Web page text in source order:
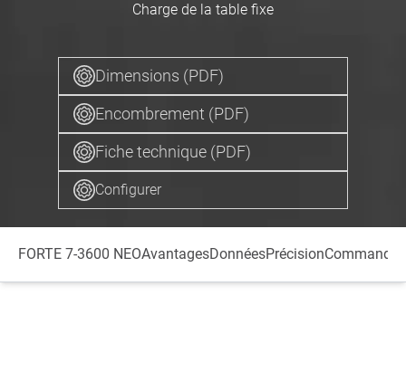
Charge de la table fixe
Dimensions (PDF)
Encombrement (PDF)
Fiche technique (PDF)
Configurer
FORTE 7-3600 NEOAvantagesDonnéesPrécisionCommande